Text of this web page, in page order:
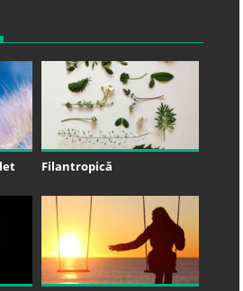
Filantropică